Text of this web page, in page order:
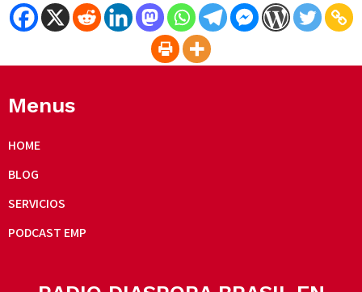
Menus
HOME
BLOG
SERVICIOS
PODCAST EMP